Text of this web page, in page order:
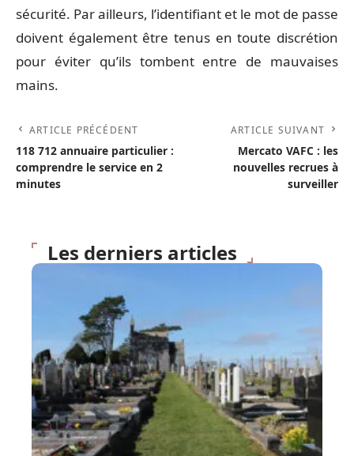
sécurité. Par ailleurs, l’identifiant et le mot de passe
doivent également être tenus en toute discrétion
pour éviter qu’ils tombent entre de mauvaises
mains.
ARTICLE PRÉCÉDENT
118 712 annuaire particulier :
comprendre le service en 2
minutes
ARTICLE SUIVANT
Mercato VAFC : les
nouvelles recrues à
surveiller
Les derniers articles